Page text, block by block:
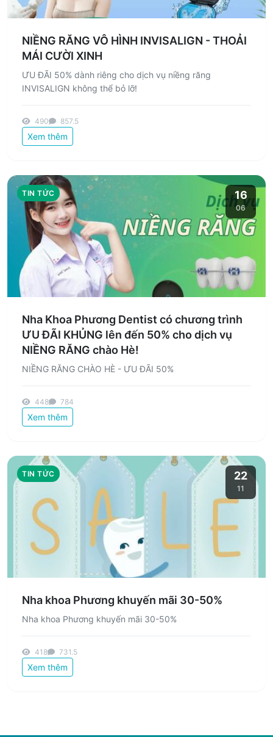
NIỀNG RĂNG VÔ HÌNH INVISALIGN - THOẢI
MÁI CƯỜI XINH
ƯU ĐÃI 50% dành riêng cho dịch vụ niềng răng
INVISALIGN không thể bỏ lỡ!
490 857.5
Xem thêm
TIN TỨC 16
06
Nha Khoa Phương Dentist có chương trình
ƯU ĐÃI KHỦNG lên đến 50% cho dịch vụ
NIỀNG RĂNG chào Hè!
NIỀNG RĂNG CHÀO HÈ - ƯU ĐÃI 50%
448 784
Xem thêm
TIN TỨC 22
11
Nha khoa Phương khuyến mãi 30-50%
Nha khoa Phương khuyến mãi 30-50%
418 731.5
Xem thêm